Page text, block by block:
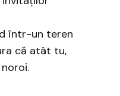
într-un teren
că atât tu,